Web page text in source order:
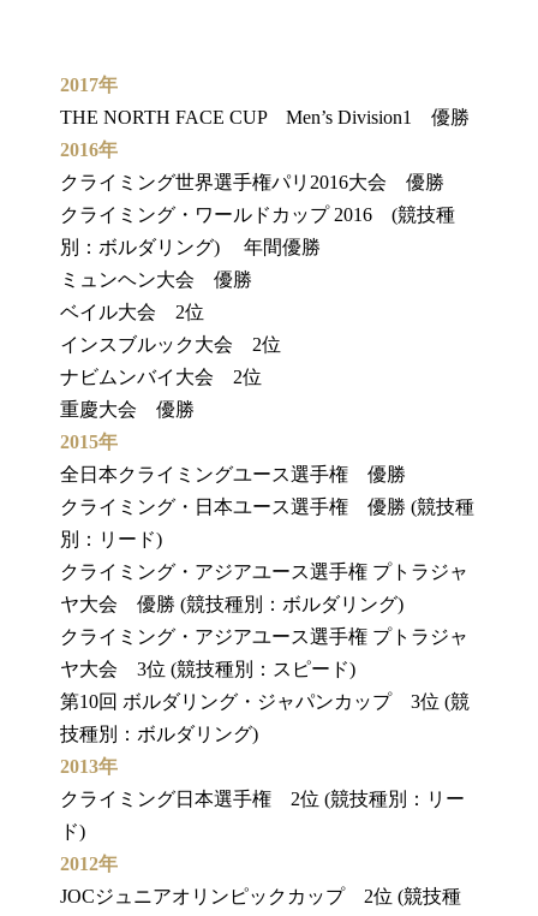
2017年
THE NORTH FACE CUP Men’s Division1 優勝
2016年
クライミング世界選手権パリ2016大会 優勝
クライミング・ワールドカップ 2016 (競技種
別：ボルダリング) 年間優勝
ミュンヘン大会 優勝
ベイル大会 2位
インスブルック大会 2位
ナビムンバイ大会 2位
重慶大会 優勝
2015年
全日本クライミングユース選手権 優勝
クライミング・日本ユース選手権 優勝 (競技種
別：リード)
クライミング・アジアユース選手権 プトラジャ
ヤ大会 優勝 (競技種別：ボルダリング)
クライミング・アジアユース選手権 プトラジャ
ヤ大会 3位 (競技種別：スピード)
第10回 ボルダリング・ジャパンカップ 3位 (競
技種別：ボルダリング)
2013年
クライミング日本選手権 2位 (競技種別：リー
ド)
2012年
JOCジュニアオリンピックカップ 2位 (競技種